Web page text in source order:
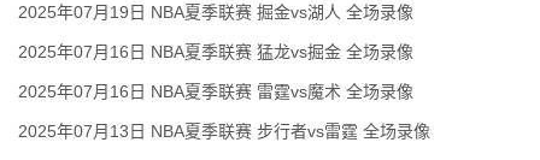
2025年07月19日 NBA夏季联赛 掘金vs湖人 全场录像
2025年07月16日 NBA夏季联赛 猛龙vs掘金 全场录像
2025年07月16日 NBA夏季联赛 雷霆vs魔术 全场录像
2025年07月13日 NBA夏季联赛 步行者vs雷霆 全场录像